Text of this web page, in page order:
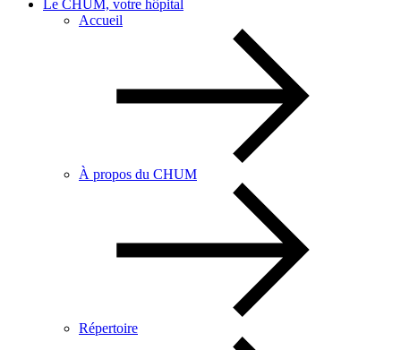
Le CHUM, votre hôpital
Accueil
À propos du CHUM
Répertoire